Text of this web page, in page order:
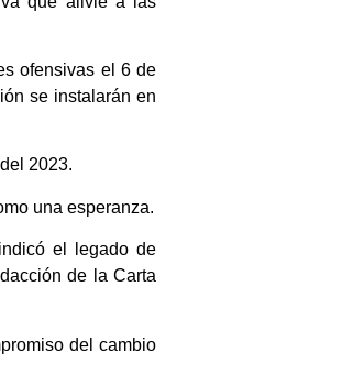
ofensivas el 6 de
se instalarán en
2023.
una esperanza.
el legado de
de la Carta
del cambio